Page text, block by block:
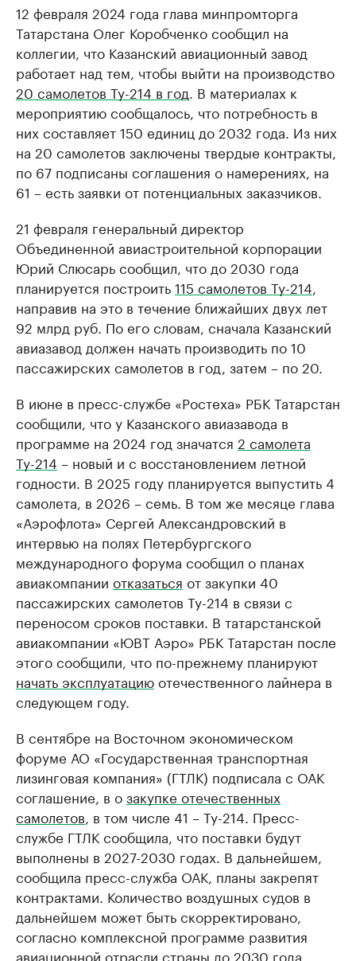
12 февраля 2024 года глава минпромторга
Татарстана Олег Коробченко сообщил на
коллегии, что Казанский авиационный завод
работает над тем, чтобы выйти на производство
20 самолетов Ту-214 в год . В материалах к
мероприятию сообщалось, что потребность в
них составляет 150 единиц до 2032 года. Из них
на 20 самолетов заключены твердые контракты,
по 67 подписаны соглашения о намерениях, на
61 – есть заявки от потенциальных заказчиков.
21 февраля генеральный директор
Объединенной авиастроительной корпорации
Юрий Слюсарь сообщил, что до 2030 года
планируется построить115 самолетов Ту-214
направив на это в течение ближайших двух лет
92 млрд руб. По его словам, сначала Казанский
авиазавод должен начать производить по 10
пассажирских самолетов в год, затем – по 20.
В июне в пресс-службе «Ростеха» РБК Татарстан
сообщили, что у Казанского авиазавода в
программе на 2024 год значатся 2 самолета
Ту-214 – новый и с восстановлением летной
годности. В 2025 году планируется выпустить 4
самолета, в 2026 – семь. В том же месяце глава
«Аэрофлота» Сергей Александровский в
интервью на полях Петербургского
международного форума сообщил о планах
авиакомпании отказаться от закупки 40
пассажирских самолетов Ту-214 в связи с
переносом сроков поставки. В татарстанской
авиакомпании «ЮВТ Аэро» РБК Татарстан после
этого сообщили, что по-прежнему планируют
начать эксплуатациюотечественного лайнера в
следующем году.
В сентябре на Восточном экономическом
форуме АО «Государственная транспортная
лизинговая компания» (ГТЛК) подписала с ОАК
соглашение, в озакупке отечественных
самолетов , в том числе 41 – Ту-214. Пресс-
службе ГТЛК сообщила, что поставки будут
выполнены в 2027-2030 годах. В дальнейшем,
сообщила пресс-служба ОАК, планы закрепят
контрактами. Количество воздушных судов в
дальнейшем может быть скорректировано,
согласно комплексной программе развития
авиационной отрасли страны до 2030 года.